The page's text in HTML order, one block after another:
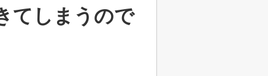
てしまうので